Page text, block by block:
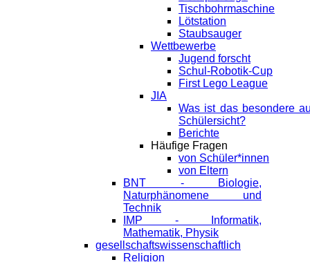
Tischbohrmaschine
Lötstation
Staubsauger
Wettbewerbe
Jugend forscht
Schul-Robotik-Cup
First Lego League
JIA
Was ist das besondere
Schülersicht?
Berichte
Häufige Fragen
von Schüler*innen
von Eltern
BNT - Biologie,
Naturphänomene und
Technik
IMP - Informatik,
Mathematik, Physik
gesellschaftswissenschaftlich
Religion